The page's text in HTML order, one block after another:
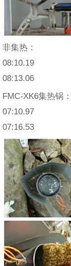
非集热：
08:10.19
08:13.06
FMC-XK6集热锅：
07:10.97
07:16.53